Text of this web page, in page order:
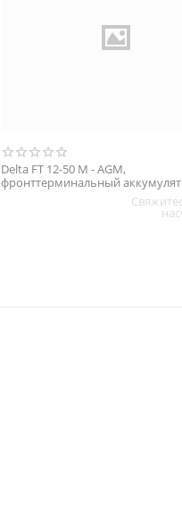
Delta FT 12-50 M - AGM,
фронттерминальный